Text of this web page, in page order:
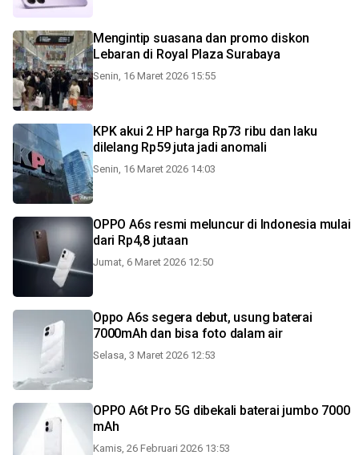
Mengintip suasana dan promo diskon
Lebaran di Royal Plaza Surabaya
Senin, 16 Maret 2026 15:55
KPK akui 2 HP harga Rp73 ribu dan laku
dilelang Rp59 juta jadi anomali
Senin, 16 Maret 2026 14:03
OPPO A6s resmi meluncur di Indonesia mulai
dari Rp4,8 jutaan
Jumat, 6 Maret 2026 12:50
Oppo A6s segera debut, usung baterai
7000mAh dan bisa foto dalam air
Selasa, 3 Maret 2026 12:53
OPPO A6t Pro 5G dibekali baterai jumbo 7000
mAh
Kamis, 26 Februari 2026 13:53